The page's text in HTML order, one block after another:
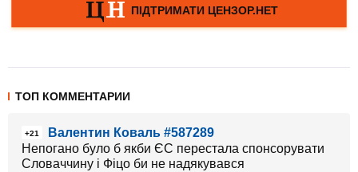
ТОП КОММЕНТАРИИ
+21
Валентин Коваль #587289
Непогано було б якби ЄС перестала спонсорувати
Словаччину і Фіцо би не надякувався